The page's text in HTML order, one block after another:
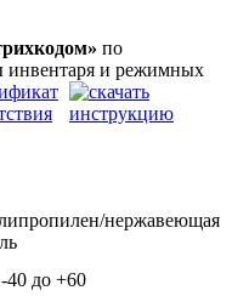
по
инвентаря и режимных
нержавеющая
40 до +60